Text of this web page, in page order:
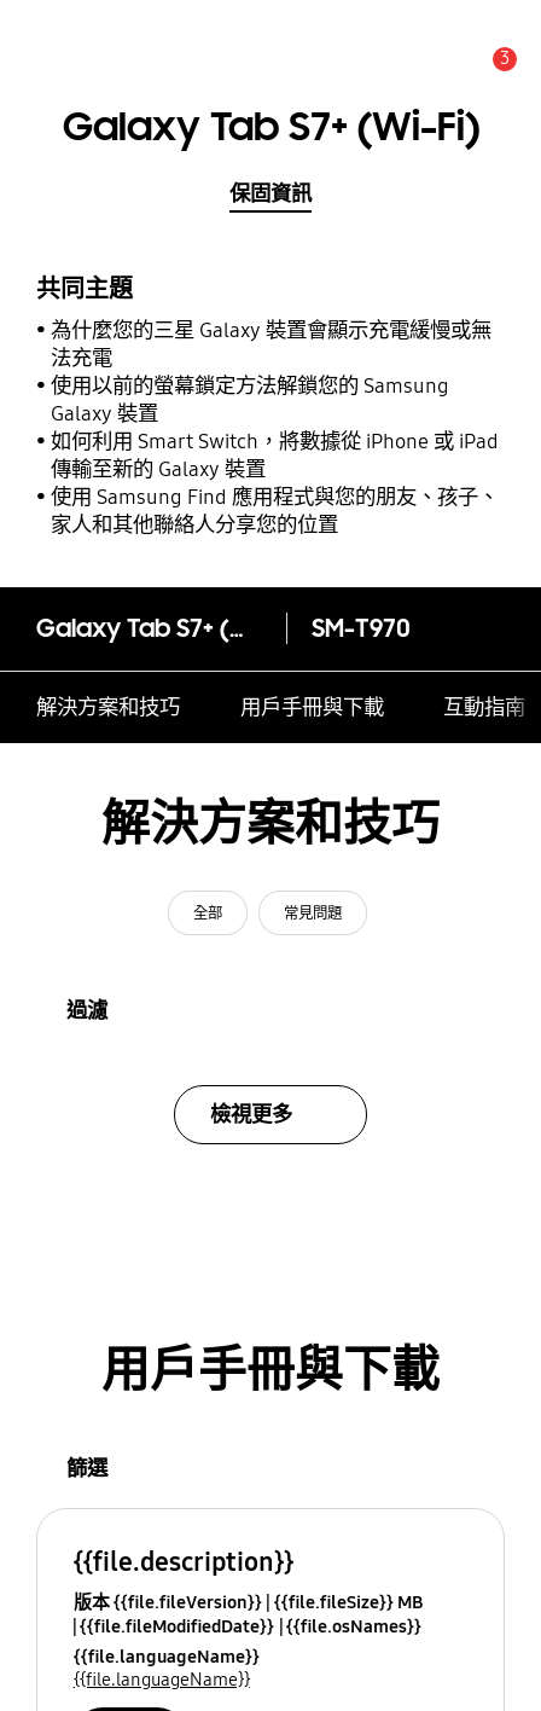
3
Galaxy Tab S7+ (Wi-Fi)
保固資訊
共同主題
為什麼您的三星 Galaxy 裝置會顯示充電緩慢或無
法充電
使用以前的螢幕鎖定方法解鎖您的 Samsung
Galaxy 裝置
如何利用 Smart Switch，將數據從 iPhone 或 iPad
傳輸至新的 Galaxy 裝置
使用 Samsung Find 應用程式與您的朋友、孩子、
家人和其他聯絡人分享您的位置
Galaxy Tab S7+ (Wi-Fi) SM-T970
解決方案和技巧 用戶手冊與下載 互動指南
解決方案和技巧
全部 常見問題
過濾
檢視更多
用戶手冊與下載
篩選
{{file.description}}
版本 {{file.fileVersion}} {{file.fileSize}} MB
{{file.fileModifiedDate}} {{file.osNames}}
{{file.languageName}}
{{file.languageName}}